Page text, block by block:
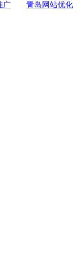
广 青岛网站优化